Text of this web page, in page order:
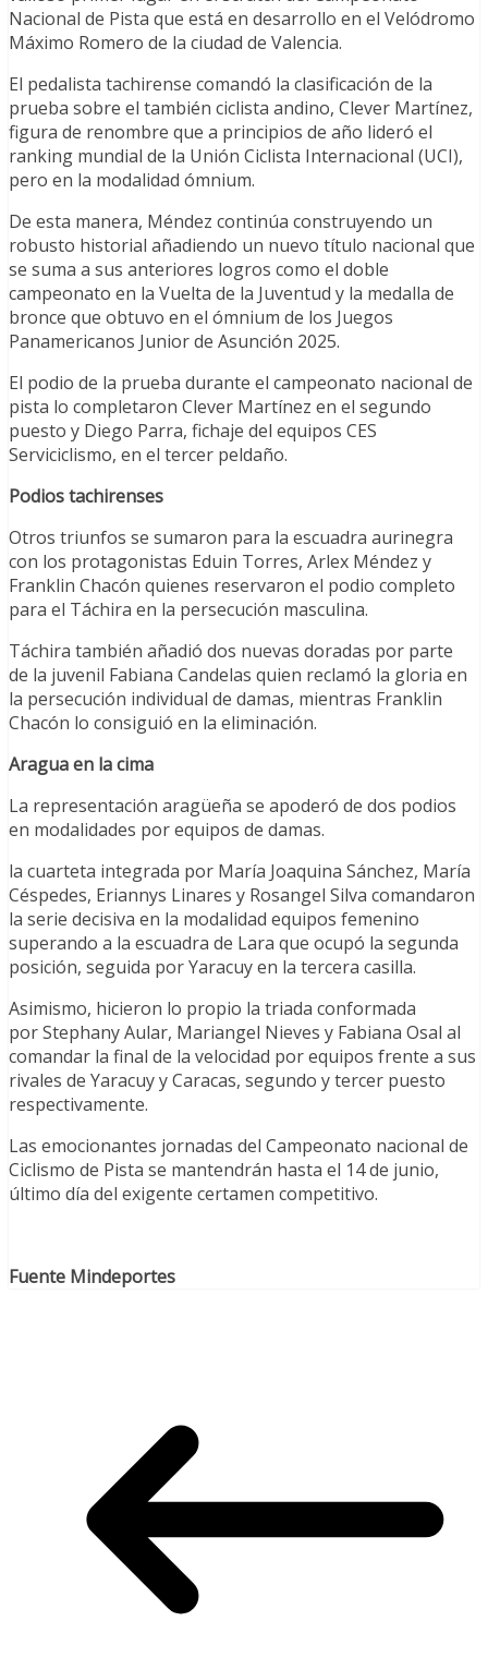
Nacional de Pista que está en desarrollo en el Velódromo
Máximo Romero de la ciudad de Valencia.
El pedalista tachirense comandó la clasificación de la
prueba sobre el también ciclista andino, Clever Martínez,
figura de renombre que a principios de año lideró el
ranking mundial de la Unión Ciclista Internacional (UCI),
pero en la modalidad ómnium.
De esta manera, Méndez continúa construyendo un
robusto historial añadiendo un nuevo título nacional que
se suma a sus anteriores logros como el doble
campeonato en la Vuelta de la Juventud y la medalla de
bronce que obtuvo en el ómnium de los Juegos
Panamericanos Junior de Asunción 2025.
El podio de la prueba durante el campeonato nacional de
pista lo completaron Clever Martínez en el segundo
puesto y Diego Parra, fichaje del equipos CES
Serviciclismo, en el tercer peldaño.
Podios tachirenses
Otros triunfos se sumaron para la escuadra aurinegra
con los protagonistas Eduin Torres, Arlex Méndez y
Franklin Chacón quienes reservaron el podio completo
para el Táchira en la persecución masculina.
Táchira también añadió dos nuevas doradas por parte
de la juvenil Fabiana Candelas quien reclamó la gloria en
la persecución individual de damas, mientras Franklin
Chacón lo consiguió en la eliminación.
Aragua en la cima
La representación aragüeña se apoderó de dos podios
en modalidades por equipos de damas.
la cuarteta integrada por María Joaquina Sánchez, María
Céspedes, Eriannys Linares y Rosangel Silva comandaron
la serie decisiva en la modalidad equipos femenino
superando a la escuadra de Lara que ocupó la segunda
posición, seguida por Yaracuy en la tercera casilla.
Asimismo, hicieron lo propio la triada conformada
por Stephany Aular, Mariangel Nieves y Fabiana Osal al
comandar la final de la velocidad por equipos frente a sus
rivales de Yaracuy y Caracas, segundo y tercer puesto
respectivamente.
Las emocionantes jornadas del Campeonato nacional de
Ciclismo de Pista se mantendrán hasta el 14 de junio,
último día del exigente certamen competitivo.
Fuente Mindeportes